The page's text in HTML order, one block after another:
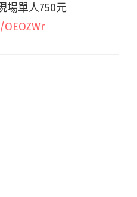
場單人750元